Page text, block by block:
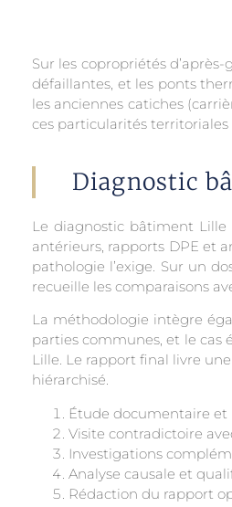
Sur les copropriétés
défaillantes, et les ponts
les anciennes catiches
ces particularités
Diagnostic
Le diagnostic bâtiment Lille
antérieurs, rapports DPE et
pathologie l’exige. Sur un
recueille les comparaisons
La méthodologie intègre
parties communes, et le cas
Lille. Le rapport final livre
hiérarchisé.
Étude documentaire
Visite contradictoire
Investigations
Analyse causale et
Rédaction du rapport